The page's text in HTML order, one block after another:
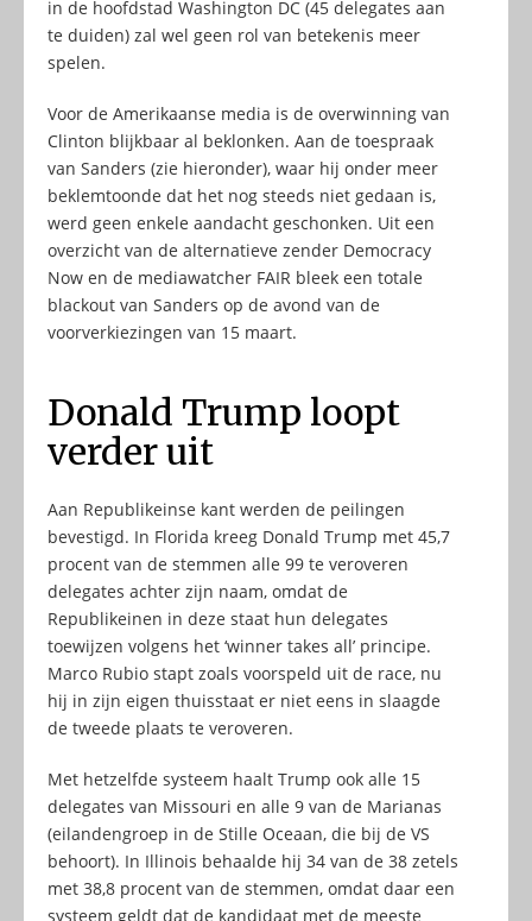
in de hoofdstad Washington DC (45 delegates aan
te duiden) zal wel geen rol van betekenis meer
spelen.
Voor de Amerikaanse media is de overwinning van
Clinton blijkbaar al beklonken. Aan de toespraak
van Sanders (zie hieronder), waar hij onder meer
beklemtoonde dat het nog steeds niet gedaan is,
werd geen enkele aandacht geschonken. Uit een
overzicht van de alternatieve zender Democracy
Now en de mediawatcher FAIR bleek een totale
blackout van Sanders op de avond van de
voorverkiezingen van 15 maart.
Donald Trump loopt
verder uit
Aan Republikeinse kant werden de peilingen
bevestigd. In Florida kreeg Donald Trump met 45,7
procent van de stemmen alle 99 te veroveren
delegates achter zijn naam, omdat de
Republikeinen in deze staat hun delegates
toewijzen volgens het ‘winner takes all’ principe.
Marco Rubio stapt zoals voorspeld uit de race, nu
hij in zijn eigen thuisstaat er niet eens in slaagde
de tweede plaats te veroveren.
Met hetzelfde systeem haalt Trump ook alle 15
delegates van Missouri en alle 9 van de Marianas
(eilandengroep in de Stille Oceaan, die bij de VS
behoort). In Illinois behaalde hij 34 van de 38 zetels
met 38,8 procent van de stemmen, omdat daar een
systeem geldt dat de kandidaat met de meeste